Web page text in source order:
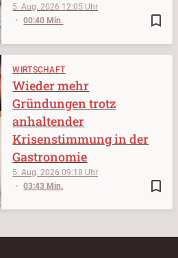
bookmark_border
5. Aug. 2026 12:05
00:40 Min.
WIRTSCHAFT
bookmark_border
5. Aug. 202609:18
03:43 Min.
Wieder mehr
Gründungen trotz
anhaltender
Krisenstimmung in der
Gastronomie